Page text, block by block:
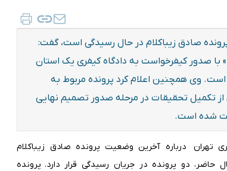
صادق زیباکلام در حال رسیدگی است، گفت:
با صدور کیفرخواست به دادگاه کیفری یک استان
وی همچنین اعلام کرد پرونده مربوط به
تکمیل تحقیقات در مرحله صدور تصمیم نهایی
شده است.
تهران درباره آخرین وضعیت پرونده صادق زیباکلام
دو پرونده در جریان رسیدگی قرار دارد. پرونده